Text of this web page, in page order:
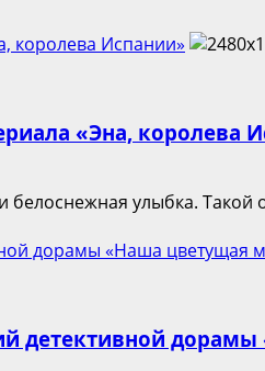
королева Испании»
«Эна, королева
улыбка. Такой
дорамы «Наша цветущая
детективной